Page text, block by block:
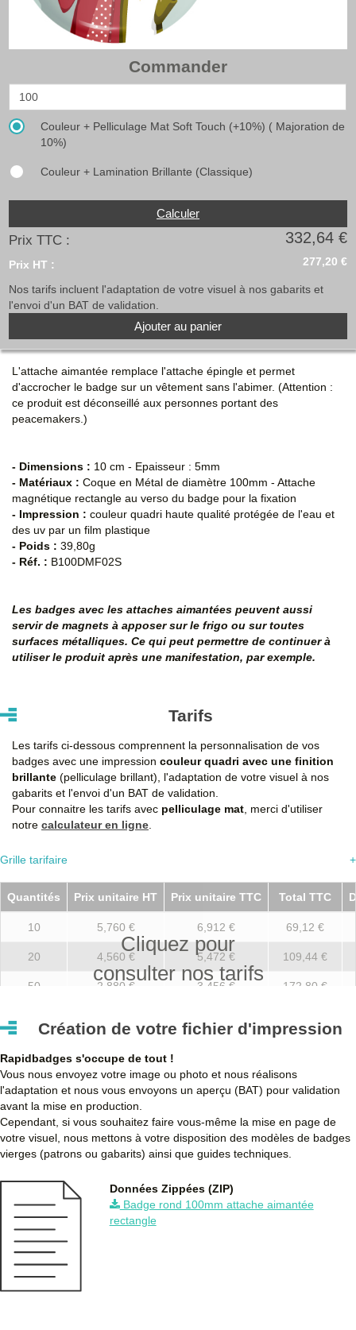
Commander
Couleur + Pelliculage Mat Soft Touch (+10%) ( Majoration de
10%)
Couleur + Lamination Brillante (Classique)
Calculer
Prix TTC : 332,64 €
Prix HT : 277,20 €
Nos tarifs incluent l'adaptation de votre visuel à nos gabarits et
l'envoi d'un BAT de validation.
Ajouter au panier
L'attache aimantée remplace l'attache épingle et permet
d'accrocher le badge sur un vêtement sans l'abimer. (Attention :
ce produit est déconseillé aux personnes portant des
peacemakers.)
- Dimensions : 10 cm - Epaisseur : 5mm
- Matériaux : Coque en Métal de diamètre 100mm - Attache
magnétique rectangle au verso du badge pour la fixation
- Impression : couleur quadri haute qualité protégée de l'eau et
des uv par un film plastique
- Poids : 39,80g
- Réf. : B100DMF02S
Les badges avec les attaches aimantées peuvent aussi
servir de magnets à apposer sur le frigo ou sur toutes
surfaces métalliques. Ce qui peut permettre de continuer à
utiliser le produit après une manifestation, par exemple.
Tarifs
Les tarifs ci-dessous comprennent la personnalisation de vos
badges avec une impression couleur quadri avec une finition
brillante (pelliculage brillant), l'adaptation de votre visuel à nos
gabarits et l'envoi d'un BAT de validation.
Pour connaitre les tarifs avec pelliculage mat , merci d'utiliser
notre calculateur en ligne
Grille tarifaire +
Cliquez pour
consulter nos tarifs
Quantités Prix unitaire HT Prix unitaire TTC Total TTC
10 5,760 € 6,912 € 69,12 €
20 4,560 € 5,472 € 109,44 €
50 2,880 € 3,456 € 172,80 €
500 2,160 € 2,592 € 1 296,00 €
750 2,040 €
1000 1,970 € 2,364 € 2 364,00 €
1750 1,910 € 2,292 € 4 011,00 €
1,810 € 2,172 €
5000 1,740 €
Quantités
Création de votre fichier d'impression
Rapidbadges s'occupe de tout !
Vous nous envoyez votre image ou photo et nous réalisons
l'adaptation et nous vous envoyons un aperçu (BAT) pour validation
avant la mise en production.
Cependant, si vous souhaitez faire vous-même la mise en page de
votre visuel, nous mettons à votre disposition des modèles de badges
vierges (patrons ou gabarits) ainsi que guides techniques.
Données Zippées (ZIP)
Badge rond 100mm attache aimantée
rectangle